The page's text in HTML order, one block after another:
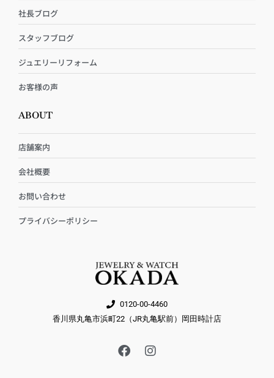
社長ブログ
スタッフブログ
ジュエリーリフォーム
お客様の声
ABOUT
店舗案内
会社概要
お問い合わせ
プライバシーポリシー
0120-00-4460
香川県丸亀市浜町22（JR丸亀駅前）岡田時計店
F
a
I
n